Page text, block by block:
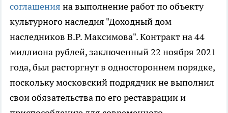
соглашения на выполнение работ по объекту
культурного наследия "Доходный дом
наследников В.Р. Максимова". Контракт на 44
миллиона рублей, заключенный 22 ноября 2021
года, был расторгнут в одностороннем порядке,
поскольку московский подрядчик не выполнил
свои обязательства по его реставрации и